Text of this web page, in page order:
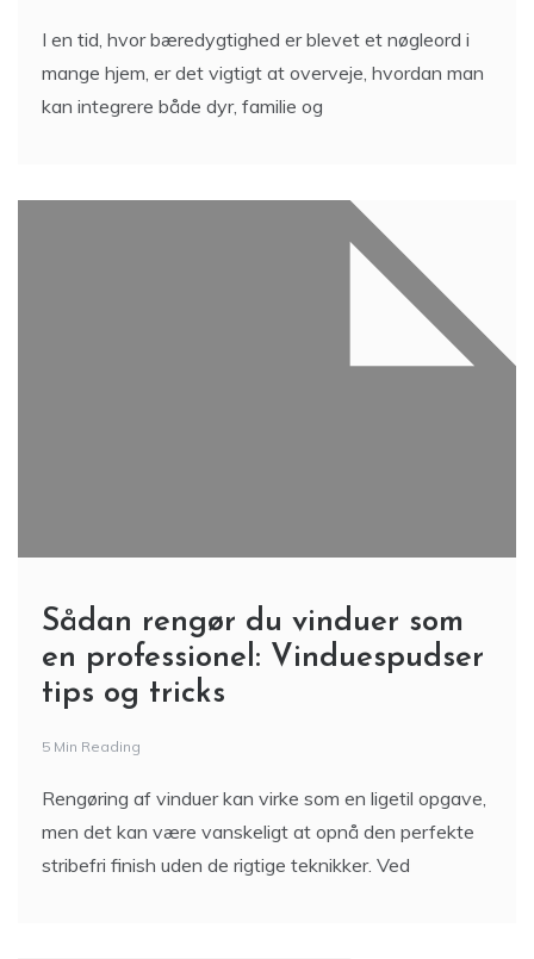
I en tid, hvor bæredygtighed er blevet et nøgleord i
mange hjem, er det vigtigt at overveje, hvordan man
kan integrere både dyr, familie og
Sådan rengør du vinduer som
en professionel: Vinduespudser
tips og tricks
5 Min Reading
Rengøring af vinduer kan virke som en ligetil opgave,
men det kan være vanskeligt at opnå den perfekte
stribefri finish uden de rigtige teknikker. Ved